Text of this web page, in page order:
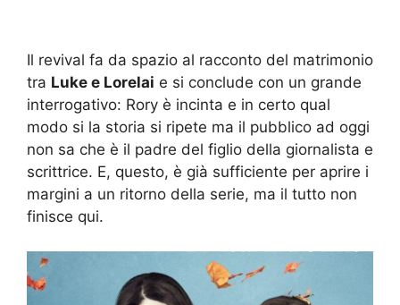
Il revival fa da spazio al racconto del matrimonio
tra Luke e Lorelai e si conclude con un grande
interrogativo: Rory è incinta e in certo qual
modo si la storia si ripete ma il pubblico ad oggi
non sa che è il padre del figlio della giornalista e
scrittrice. E, questo, è già sufficiente per aprire i
margini a un ritorno della serie, ma il tutto non
finisce qui.